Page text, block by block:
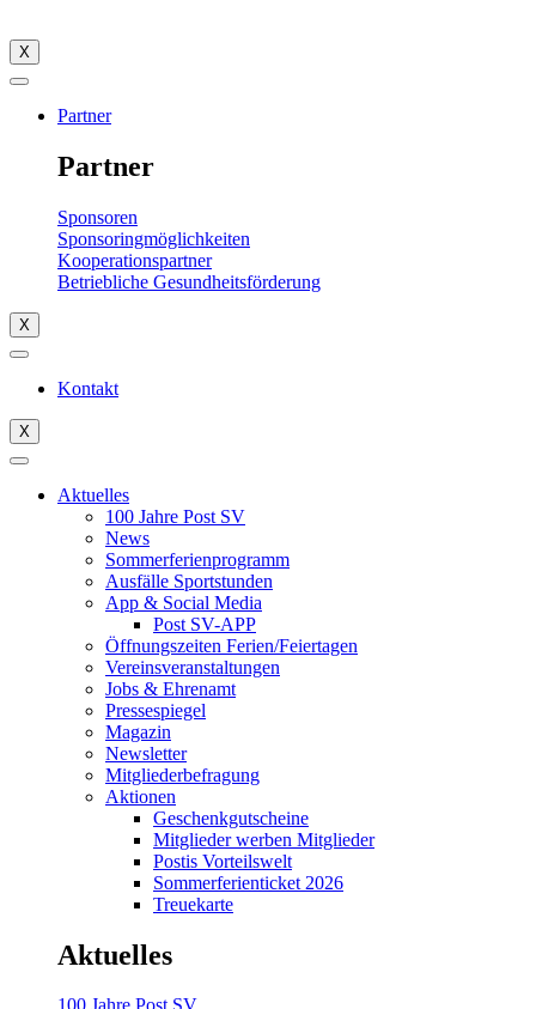
X
Partner
Partner
Sponsoren
Sponsoringmöglichkeiten
Kooperationspartner
Betriebliche Gesundheitsförderung
X
Kontakt
X
Aktuelles
100 Jahre Post SV
News
Sommerferienprogramm
Ausfälle Sportstunden
App & Social Media
Post SV-APP
Öffnungszeiten Ferien/Feiertagen
Vereinsveranstaltungen
Jobs & Ehrenamt
Pressespiegel
Magazin
Newsletter
Mitgliederbefragung
Aktionen
Geschenkgutscheine
Mitglieder werben Mitglieder
Postis Vorteilswelt
Sommerferienticket 2026
Treuekarte
Aktuelles